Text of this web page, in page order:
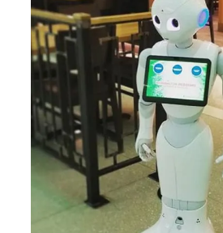
CONCORSI
EVENTI
VIDEO
PRINCIPATO